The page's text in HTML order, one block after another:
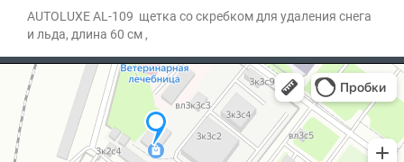
AUTOLUXE AL-109 щетка со скребком для удаления снега
и льда, длина 60 см ,